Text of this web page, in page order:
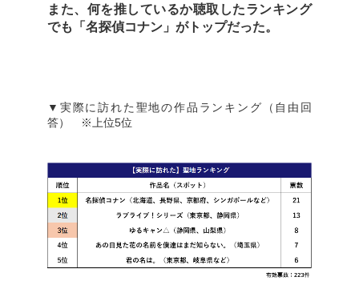
また、何を推しているか聴取したランキング
でも「名探偵コナン」がトップだった。
▼実際に訪れた聖地の作品ランキング（自由回
答） ※上位5位